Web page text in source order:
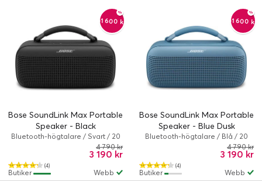
-1 600 kr
Bose SoundLink Max Portable
Speaker - Black
Bluetooth-högtalare / Svart / 20
timme/timmar / Trådlös,
Kabelansluten
(4)
3 190 kr
4 790 kr
Webb
Butiker
-1 600 kr
Bose SoundLink Max Portable
Speaker - Blue Dusk
Bluetooth-högtalare / Blå / 20
timme/timmar / Trådlös,
Kabelansluten
(4)
3 190 kr
4 790 kr
Webb
Butiker